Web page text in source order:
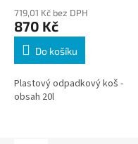
719,01 Kč bez DPH
870 Kč
Do košíku
Plastový odpadkový koš -
obsah 20l